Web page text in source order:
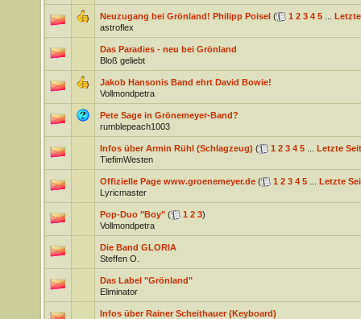
Neuzugang bei Grönland! Philipp Poisel ( 1 2 3 4 5...
astroflex
Das Paradies - neu bei Grönland
Bloß geliebt
Jakob Hansonis Band ehrt David Bowie!
Vollmondpetra
Pete Sage in Grönemeyer-Band?
rumblepeach1003
Infos über Armin Rühl (Schlagzeug) ( 1 2 3 4 5... Letzte
TiefimWesten
Offizielle Page www.groenemeyer.de ( 1 2 3 4 5... Letzte
Lyricmaster
Pop-Duo "Boy" ( 1 2 3)
Vollmondpetra
Die Band GLORIA
Steffen O.
Das Label "Grönland"
Eliminator
Infos über Rainer Scheithauer (Keyboard)